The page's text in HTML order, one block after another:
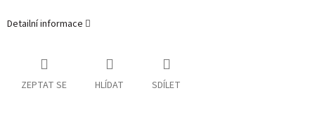
Detailní informace
ZEPTAT SE HLÍDAT SDÍLET